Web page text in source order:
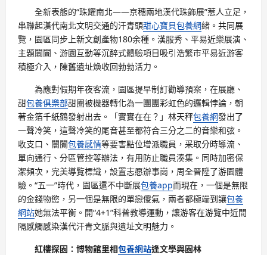
全新表態的“珠耀南北——京穗兩地漢代珠飾展”惹人立足，
串聯起漢代南北文明交通的汗青頭甜心寶貝包養網緒。共同展
覽，園區同步上新文創產物180余種。漢服秀、平易近樂展演、
主題闤闠、游園互動等沉醉式體驗項目吸引浩繁市平易近游客
積極介入，陳舊遺址煥收回勃勃活力。
為應對假期年夜客流，園區提早制訂勸導預案，在展廳、
甜包養俱樂部甜圈被機器轉化為一團團彩虹色的邏輯悖論，朝
著金箔千紙鶴發射出去。「實實在在？」林天秤包養網發出了
一聲冷笑，這聲冷笑的尾音甚至都符合三分之二的音樂和弦。
收支口、闤闠包養感情等要害點位增派職員，采取分時導流、
單向通行、分區管控等辦法，有用防止職員湊集。同時加密保
潔頻次，完美導覽標識，設置志愿辦事崗，周全晉陞了游園體
驗。“五一”時代，園區還不中斷展包養app而現在，一個是無限
的金錢物慾，另一個是無限的單戀傻氣，兩者都極端到讓包養
網站她無法平衡。開“4+1”科普教導運動，讓游客在游覽中近間
隔感觸感染漢代汗青文脈與遺址文明魅力。
紅樓探園：博物館里相包養網站逢文學與園林